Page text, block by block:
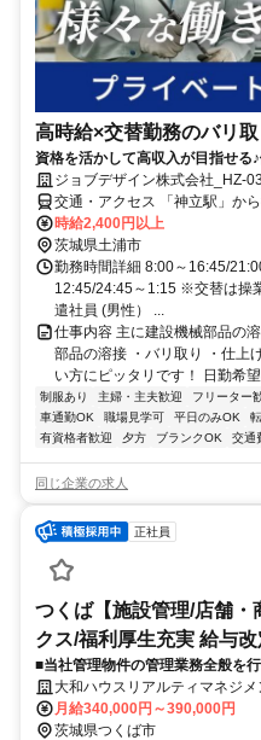
高時給×交替勤務のバリ
資格を活かして高収入が目指せ
ジョブデザイン株式会社_HZ-
交通・アクセス 「神立駅」か
時給2,400円以上
茨城県土浦市
勤務時間詳細 8:00～16:45/
12:45/24:45～1:15 ※交替は操
遣社員 (男性） ...
仕事内容 主に建設機械部品の
部品の溶接 ・バリ取り ・仕上
い方にピッタリです！ 日勤希
制服あり 主婦・主夫歓迎 フリーター
車通勤OK
職場見学可 平日のみOK
有資格者歓迎
夕方 ブランクOK 交通
同じ企業の求人
正社員
つくば【施設管理/店舗・
クス/福利厚生充実 給与
管理員
■当社管理物件の管理業務全般を
メンテナンス業務、テナントから
た、一部建築工事の施工管理業務
大和ハウスリアルティマネジ
月給340,000円～390,000円
茨城県つくば市